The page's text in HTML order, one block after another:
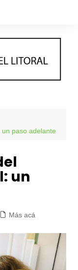
paso adelante
un
Más acá